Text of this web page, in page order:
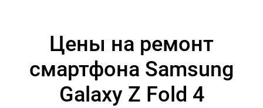
Цены на ремонт
смартфона Samsung
Galaxy Z Fold 4